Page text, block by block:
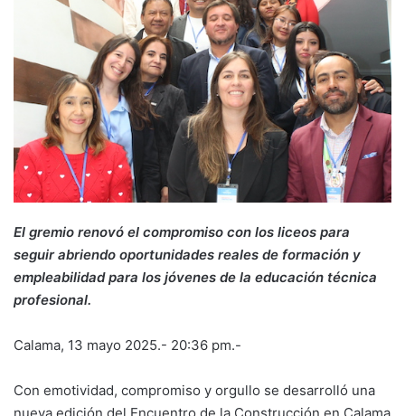
El gremio renovó el compromiso con los liceos para
seguir abriendo oportunidades reales de formación y
empleabilidad para los jóvenes de la educación técnica
profesional.
Calama, 13 mayo 2025.- 20:36 pm.-
Con emotividad, compromiso y orgullo se desarrolló una